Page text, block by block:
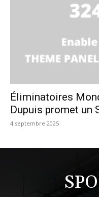
Éliminatoires
Dupuis promet un
4 septembre 2025